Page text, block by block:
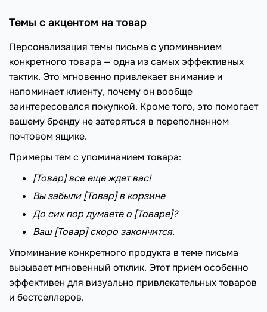
Темы с акцентом на товар
Персонализация темы письма с упоминанием
конкретного товара — одна из самых эффективных
тактик. Это мгновенно привлекает внимание и
напоминает клиенту, почему он вообще
заинтересовался покупкой. Кроме того, это помогает
вашему бренду не затеряться в переполненном
почтовом ящике.
Примеры тем с упоминанием товара:
[Товар] все еще ждет вас!
Вы забыли [Товар] в корзине
До сих пор думаете о [Товаре]?
Ваш [Товар] скоро закончится.
Упоминание конкретного продукта в теме письма
вызывает мгновенный отклик. Этот прием особенно
эффективен для визуально привлекательных товаров
и бестселлеров.